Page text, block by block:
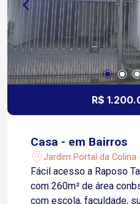
R$
Casa - em Bairros
Jardim Portal da Colina
Fácil acesso a Raposo Tavares.
com 260m² de área
com escola, faculdade,